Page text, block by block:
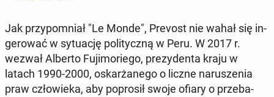
Jak przy­po­mniał "Le Monde", Prevost nie wahał się in­
ge­ro­wać w sy­tu­ację po­li­tycz­ną w Peru. W 2017 r.
wezwał Alberto Fu­ji­mo­rie­go, pre­zy­den­ta kraju w
latach 1990-2000, oskar­ża­ne­go o liczne na­ru­sze­nia
praw czło­wie­ka, aby po­pro­sił swoje ofiary o prze­ba­